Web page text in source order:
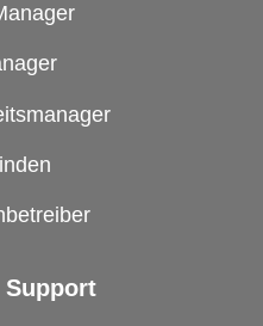
Support